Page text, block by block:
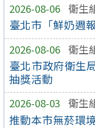
2026-08-06 衛生
臺北市「鮮奶週
2026-08-06 衛生
臺北市政府衛生
抽獎活動
2026-08-03 衛生
推動本市無菸環